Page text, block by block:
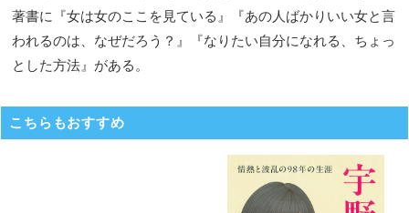
著書に『女は女のここを見ている』『あの人ばかりいい女と言
われるのは、なぜだろう？』『なりたい自分になれる、ちょっ
とした方法』がある。
こちらもおすすめ